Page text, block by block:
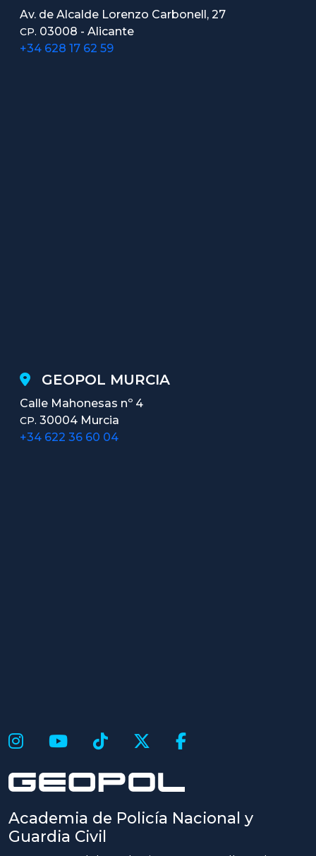
Av. de Alcalde Lorenzo Carbonell, 27
CP. 03008 - Alicante
+34 628 17 62 59
GEOPOL MURCIA
Calle Mahonesas nº 4
CP. 30004 Murcia
+34 622 36 60 04
Academia de Policía Nacional y
Guardia Civil